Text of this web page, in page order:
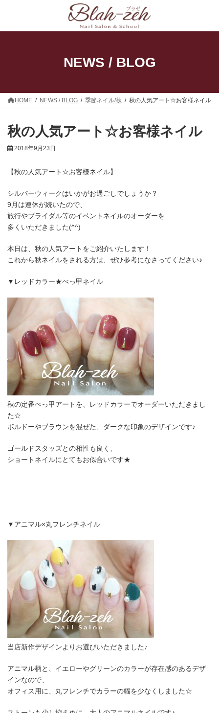
ン
ー
NEWS / BLOG
HOME NEWS / BLOG 季節ネイル/秋 秋の人気アート☆お客様ネイル
秋の人気アート☆お客様ネイル
2018年9月23日
【秋の人気アート☆お客様ネイル】
シルバーウィークはいかがお過ごしでしょうか？
9月は連休が続いたので、
旅行やブライダル等のイベントネイルのオーダーを
多くいただきました(^^)
本日は、秋の人気アートをご紹介いたします！
これから秋ネイルをされる方は、ぜひ参考になさってください♪
▼レッドカラー★べっ甲ネイル
秋の定番べっ甲アートを、レッドカラーでオーダーいただきまし
た☆
ボルドーやブラウンを混ぜた、ダークな印象のデザインです♪
ゴールドスタッズとの相性も良く、
ショートネイルにとてもお似合いです★
▼アニマル×丸フレンチネイル
当店新作デザインよりお選びいただきました♪
アニマル柄と、イエローやグリーンのカラーが存在感のあるデザ
インなので、
オフィス用に、丸フレンチでカラーの幅を少なくしました☆